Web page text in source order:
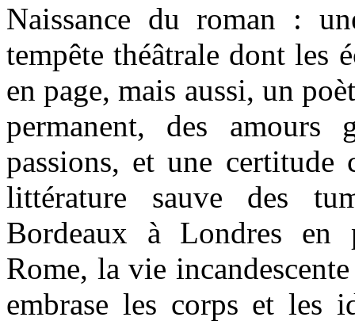
Naissance du roman :
tempête théâtrale dont les
en page, mais aussi, un
permanent, des amours
passions, et une
littérature sauve des
Bordeaux à Londres en
Rome, la vie
embrase les corps et les